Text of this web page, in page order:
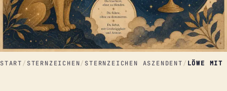
START / STERNZEICHEN/ STERNZEICHEN ASZENDENT / LÖWE MIT